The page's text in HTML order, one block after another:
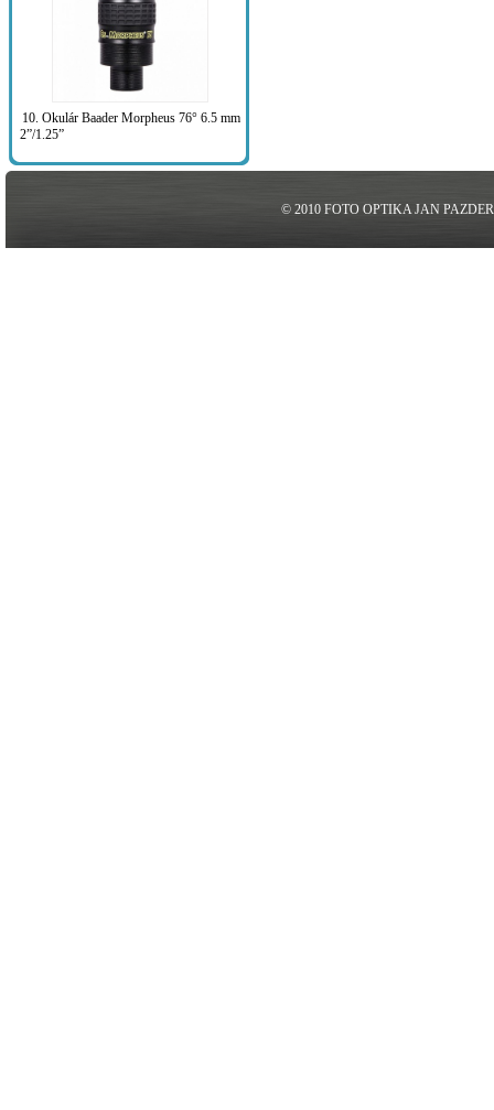
10. Okulár Baader Morpheus 76° 6.5 mm
2”/1.25”
© 2010 FOTO OPTIKA JAN